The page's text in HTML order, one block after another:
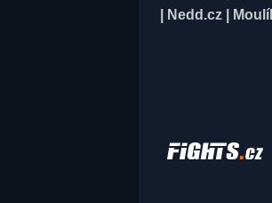
Nedd.cz